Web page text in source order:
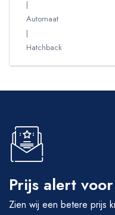
Automaat
Hatchback
Prijs alert
Zien wij een betere prijs